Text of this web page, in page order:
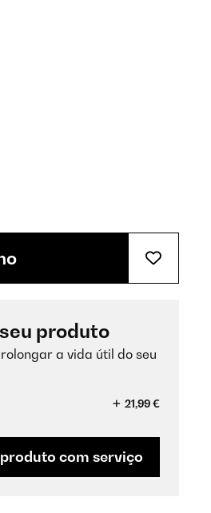
produto
a vida útil do seu
21,99 €
com serviço